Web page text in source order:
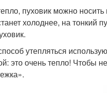
пуховик можно носить
холоднее, на тонкий
утепляться
это очень тепло! Чтобы